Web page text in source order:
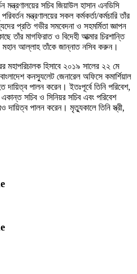
মন্ত্রণালয়ের সচিব জিয়াউল হাসান এনডিসি
মন্ত্রণালয়ের সকল কর্মকর্তা/কর্মচারি তাঁর
প্রতি গভীর সমবেদনা ও সহমর্মিতা জ্ঞাপন
তাঁর মাগফিরাত ও বিদেহী আত্মার চিরশান্তি
আল্লাহ তাঁকে জান্নাত নসিব করুন।
মহাপরিচালক হিসাবে ২০১৯ সালের ২২ মে
কনস্যুলেট জেনারেল অফিসে কমার্শিয়াল
দায়িত্ব পালন করেন। ইতঃপূর্বে তিনি পরিবেশ,
সচিব ও সিনিয়র সচিব এবং পরিবেশ
দায়িত্ব পালন করেন। মৃত্যুকালে তিনি স্ত্রী,